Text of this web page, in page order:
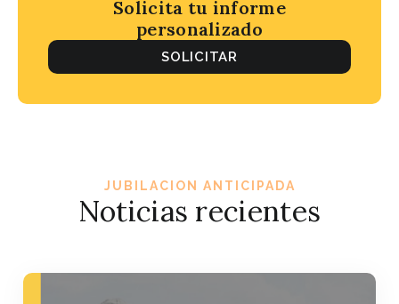
Solicita tu informe
personalizado
SOLICITAR
JUBILACION ANTICIPADA
Noticias recientes